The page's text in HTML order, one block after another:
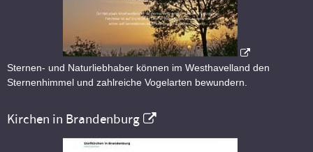
Sternen- und Naturliebhaber können im Westhavelland den
Sternenhimmel und zahlreiche Vogelarten bewundern.
Kirchen in Brandenburg